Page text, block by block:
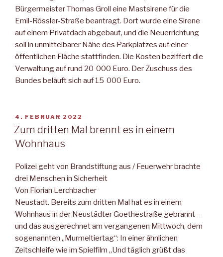
Bürgermeister Thomas Groll eine Mastsirene für die
Emil-Rössler-Straße beantragt. Dort wurde eine Sirene
auf einem Privatdach abgebaut, und die Neuerrichtung
soll in unmittelbarer Nähe des Parkplatzes auf einer
öffentlichen Fläche stattfinden. Die Kosten beziffert die
Verwaltung auf rund 20 000 Euro. Der Zuschuss des
Bundes beläuft sich auf 15 000 Euro.
VERÖFFENTLICHT
AM
4. FEBRUAR 2022
Zum dritten Mal brennt es in einem
Wohnhaus
Polizei geht von Brandstiftung aus / Feuerwehr brachte
drei Menschen in Sicherheit
Von Florian Lerchbacher
Neustadt. Bereits zum dritten Mal hat es in einem
Wohnhaus in der Neustädter Goethestraße gebrannt –
und das ausgerechnet am vergangenen Mittwoch, dem
sogenannten „Murmeltiertag“: In einer ähnlichen
Zeitschleife wie im Spielfilm „Und täglich grüßt das